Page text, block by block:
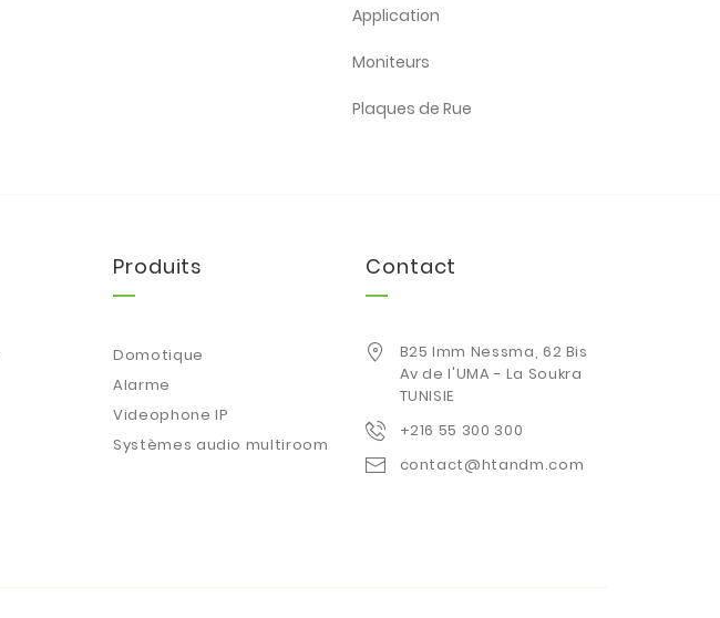
Application
Moniteurs
Plaques de Rue
Produits
Domotique
Alarme
Videophone IP
Systèmes audio multiroom
Contact
B25 Imm Nessma, 62 Bis
Av de l'UMA - La Soukra
TUNISIE
+216 55 300 300
contact@htandm.com